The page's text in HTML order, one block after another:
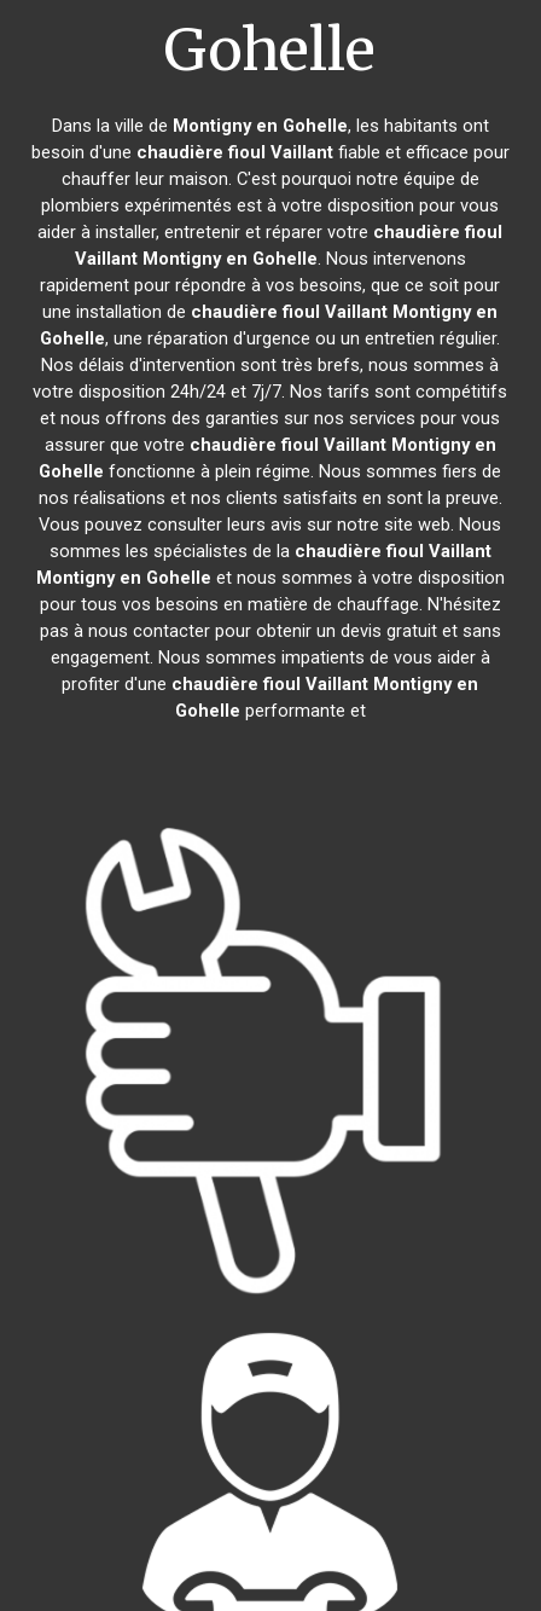
Gohelle
Dans la ville de Montigny en Gohelle, les habitants ont
besoin d'une chaudière fioul Vaillantfiable et efficace pour
chauffer leur maison. C'est pourquoi notre équipe de
plombiers expérimentés est à votre disposition pour vous
aider à installer, entretenir et réparer votre chaudière fioul
Vaillant Montigny en Gohelle. Nous intervenons
rapidement pour répondre à vos besoins, que ce soit pour
une installation de chaudière fioul Vaillant Montigny en
Gohelle, une réparation d'urgence ou un entretien régulier.
Nos délais d'intervention sont très brefs, nous sommes à
votre disposition 24h/24 et 7j/7. Nos tarifs sont compétitifs
et nous offrons des garanties sur nos services pour vous
assurer que votre chaudière fioul Vaillant Montigny en
Gohelle fonctionne à plein régime. Nous sommes fiers de
nos réalisations et nos clients satisfaits en sont la preuve.
Vous pouvez consulter leurs avis sur notre site web. Nous
sommes les spécialistes de la chaudière fioul Vaillant
Montigny en Gohelle et nous sommes à votre disposition
pour tous vos besoins en matière de chauffage. N'hésitez
pas à nous contacter pour obtenir un devis gratuit et sans
engagement. Nous sommes impatients de vous aider à
profiter d'une chaudière fioul Vaillant Montigny en
Gohelle performante et